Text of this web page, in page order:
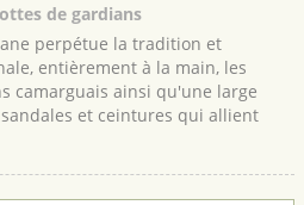
de gardians
perpétue la tradition et
entièrement à la main, les
camarguais ainsi qu'une large
et ceintures qui allient